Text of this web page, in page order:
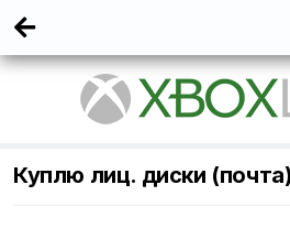
Куплю лиц. диски (почта)